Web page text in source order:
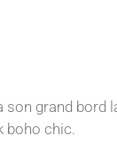
grand bord
boho chic.